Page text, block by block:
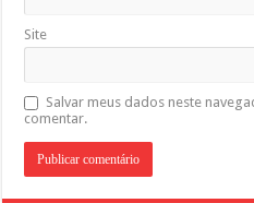
Site
Salvar meus dados neste
comentar.